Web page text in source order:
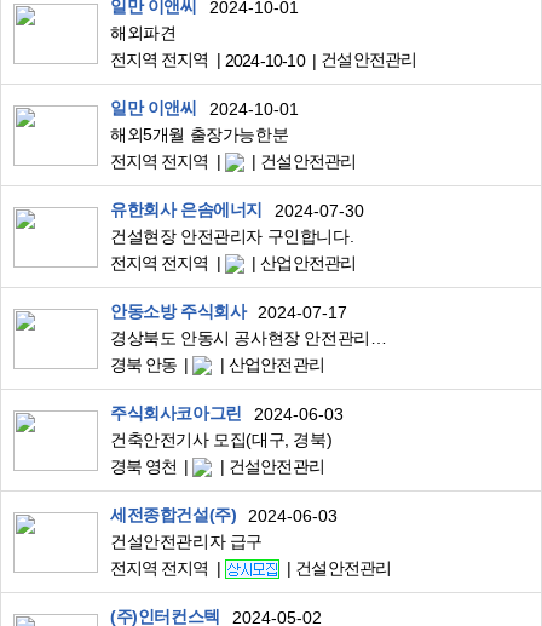
일만 이앤씨
2024-10-01
해외파견
전지역 전지역
2024-10-10 건설안전관리
일만 이앤씨
2024-10-01
해외5개월 출장가능한분
전지역 전지역
건설안전관리
유한회사 은솜에너지
2024-07-30
건설현장 안전관리자 구인합니다.
전지역 전지역
산업안전관리
안동소방 주식회사
2024-07-17
경북 안동
산업안전관리
주식회사코아그린
2024-06-03
건축안전기사 모집(대구, 경북)
경북 영천
건설안전관리
세전종합건설(주)
2024-06-03
건설안전관리자 급구
전지역 전지역
건설안전관리
(주)인터컨스텍
2024-05-02